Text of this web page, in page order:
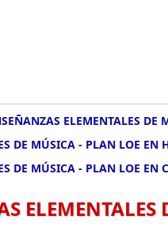
ELEMENTALES
DE MÚSICA - PLAN LOE EN
DE MÚSICA - PLAN LOE EN